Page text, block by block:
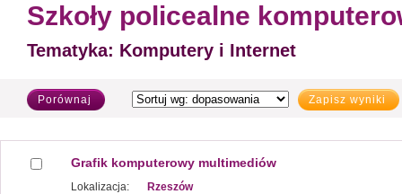
Szkoły policealne
Tematyka: Komputery i Internet
Porównaj Zapisz wyniki
Grafik komputerowy multimediów
Lokalizacja:
Rzeszów